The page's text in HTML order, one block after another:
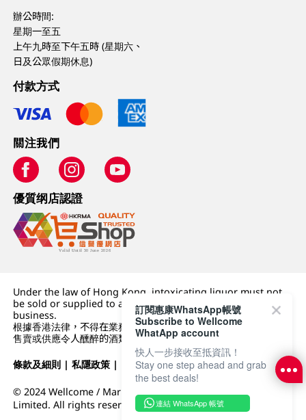
辦公時間:
星期一至五
上午九時至下午五時 (星期六、
日及公眾假期休息)
付款方式
關注我們
優質纲店認證
Under the law of Hong Kong, intoxicating liquor must not
be sold or supplied to a minor (under 18) in the course of
business.
根據香港法律，不得在業務過程中，向未成年人 (18 歲以下人士)
售賣或供應令人醺醉的酒類。
條款及細則 |私隱政策 | DFI零售集團
© 2024 Wellcome / Market Place. The Dairy Farm Company
Limited. All rights reserved.
訂閱惠康WhatsApp帳號
Subscribe to Wellcome
WhatApp account
快人一步接收至抵資訊！
Stay one step ahead and grab
the best deals!
連結 WhatsApp 帳號